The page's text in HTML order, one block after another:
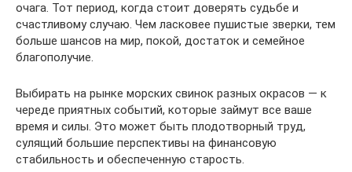
очага. Тот период, когда стоит доверять судьбе и
счастливому случаю. Чем ласковее пушистые зверки, тем
больше шансов на мир, покой, достаток и семейное
благополучие.
Выбирать на рынке морских свинок разных окрасов — к
череде приятных событий, которые займут все ваше
время и силы. Это может быть плодотворный труд,
сулящий большие перспективы на финансовую
стабильность и обеспеченную старость.